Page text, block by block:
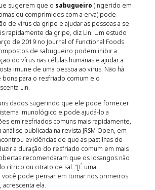
sugerem que o sabugueiro (ingerido em
ou comprimidos com a erva) pode
de vírus da gripe e ajudar as pessoas a se
rapidamente da gripe, diz Lin. Um estudo
de 2019 no Journal of Functional Foods
de sabugueiro podem inibir a
do vírus nas células humanas e ajudar a
imune de uma pessoa ao vírus. Não há
para o resfriado comum e o
Lin.
dados sugerindo que ele pode fornecer
imunológico e pode ajudá-lo a
em resfriados comuns mais rapidamente,
análise publicada na revista JRSM Open, em
evidências de que as pastilhas de
a duração do resfriado comum em mais
recomendaram que os losangos não
cítrico ou citrato de sal. “[É uma
pode pensar em tomar nos primeiros
acrescenta ela.